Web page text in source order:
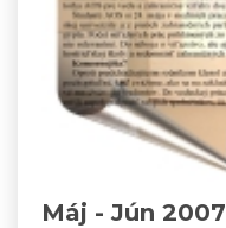
Máj - Jún 2007